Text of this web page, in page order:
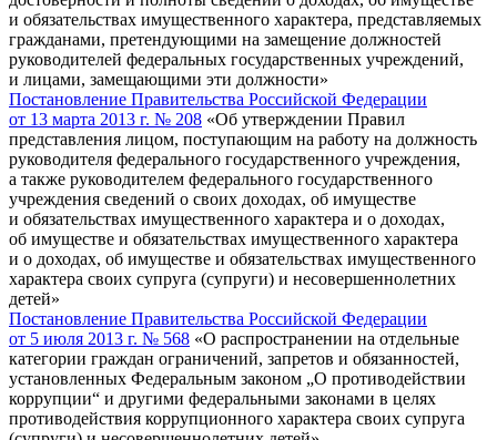
и обязательствах имущественного характера, представляемых
гражданами, претендующими на замещение должностей
руководителей федеральных государственных учреждений,
и лицами, замещающими эти должности»
Постановление Правительства Российской Федерации
от 13 марта 2013 г. № 208 «Об утверждении Правил
представления лицом, поступающим на работу на должность
руководителя федерального государственного учреждения,
а также руководителем федерального государственного
учреждения сведений о своих доходах, об имуществе
и обязательствах имущественного характера и о доходах,
об имуществе и обязательствах имущественного характера
и о доходах, об имуществе и обязательствах имущественного
характера своих супруга (супруги) и несовершеннолетних
детей»
Постановление Правительства Российской Федерации
от 5 июля 2013 г. № 568 «О распространении на отдельные
категории граждан ограничений, запретов и обязанностей,
установленных Федеральным законом „О противодействии
коррупции“ и другими федеральными законами в целях
противодействия коррупционного характера своих супруга